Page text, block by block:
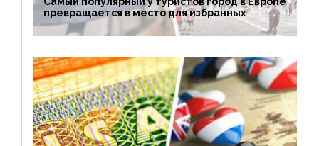
превращается в место для избранных